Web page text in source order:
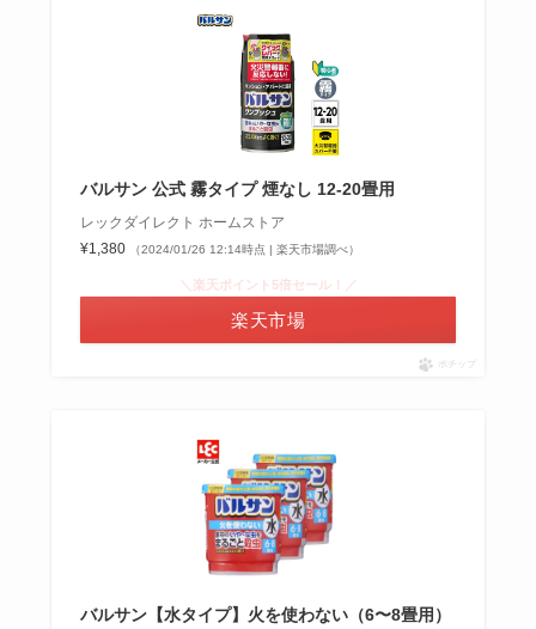
バルサン 公式 霧タイプ 煙なし 12-20畳用
レックダイレクト ホームストア
¥1,380
（2024/01/26 12:14時点 | 楽天市場調べ）
＼楽天ポイント5倍セール！／
楽天市場
ポチップ
バルサン【水タイプ】火を使わない（6〜8畳用）